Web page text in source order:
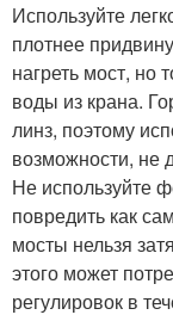
Используйте
плотнее
нагреть мост, но
воды из крана.
линз, поэтому
возможности, не
Не используйте
повредить как
мосты нельзя
этого может
регулировок в